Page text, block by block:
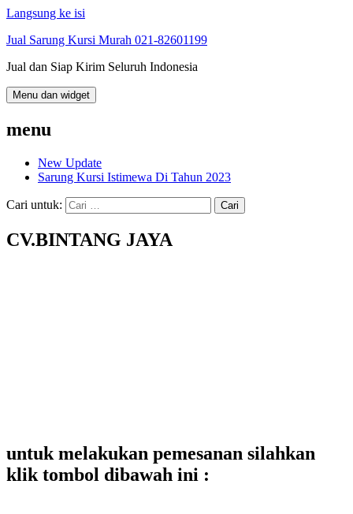
Langsung ke isi
Jual Sarung Kursi Murah 021-82601199
Jual dan Siap Kirim Seluruh Indonesia
Menu dan widget
menu
New Update
Sarung Kursi Istimewa Di Tahun 2023
Cari untuk:
CV.BINTANG JAYA
untuk melakukan pemesanan silahkan
klik tombol dibawah ini :